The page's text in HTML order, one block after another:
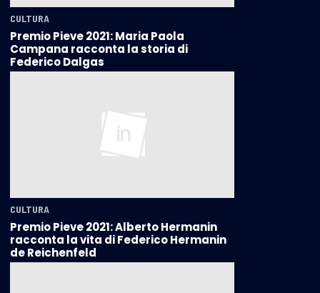
CULTURA
Premio Pieve 2021: Maria Paola
Campana racconta la storia di
Federico Dalgas
CULTURA
Premio Pieve 2021: Alberto Hermanin
racconta la vita di Federico Hermanin
de Reichenfeld